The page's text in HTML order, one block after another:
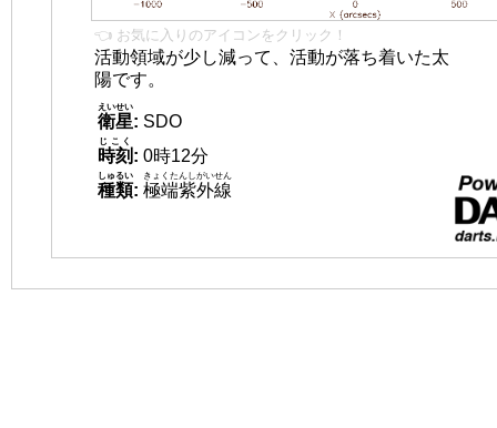
👈 お気に入りのアイコンをクリック！
活動領域が少し減って、活動が落ち着いた太
陽です。
衛星
えいせい
: SDO
時刻
じこく
: 0時12分
種類
しゅるい
: 極端紫外線
きょくたんしがいせん